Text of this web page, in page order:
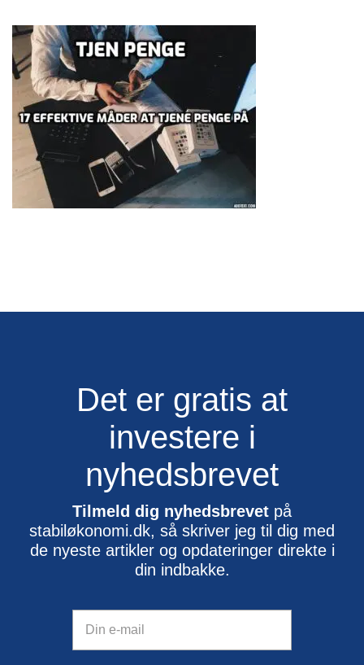
Det er gratis at
investere i
nyhedsbrevet
Tilmeld dig nyhedsbrevet på
stabiløkonomi.dk, så skriver jeg til dig med
de nyeste artikler og opdateringer direkte i
din indbakke.